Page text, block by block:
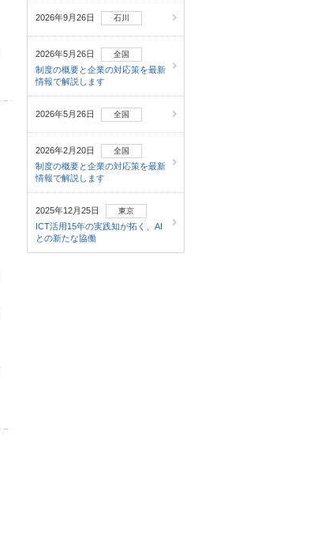
2026年9月26日 石川
2026年5月26日 全国
制度の概要と企業の対応策を最新
情報で解説します
2026年5月26日 全国
2026年2月20日 全国
制度の概要と企業の対応策を最新
情報で解説します
2025年12月25日 東京
ICT活用15年の実践知が拓く、AI
との新たな協働